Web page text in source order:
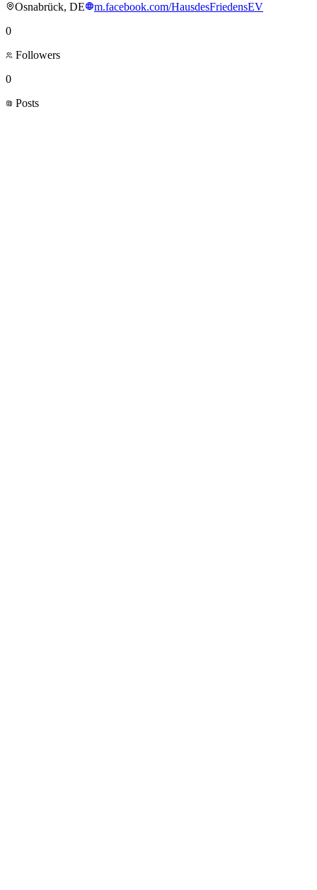
Osnabrück, DE
m.facebook.com/HausdesFriedensEV
0
Followers
0
Posts